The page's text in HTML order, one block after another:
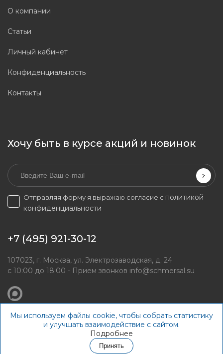
О компании
Статьи
Личный кабинет
Конфиденциальность
Контакты
Хочу быть в курсе акций и новинок
Отправляя форму я выражаю согласие с политикой
конфиденциальности
+7 (495) 921-30-12
107023, г. Москва, ул. Электрозаводская, д. 24
с 10:00 до 18:00 - Прием звонков info@schmersal.su
© schmersal.su, 2026
Мы используем файлы cookie, чтобы собрать статистику
и улучшать взаимодействие с сайтом.
Подробнее
Принять